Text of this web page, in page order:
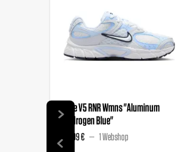
Nike V5 RNR Wmns "Aluminum
Hydrogen Blue"
89,99 € 1 Webshop